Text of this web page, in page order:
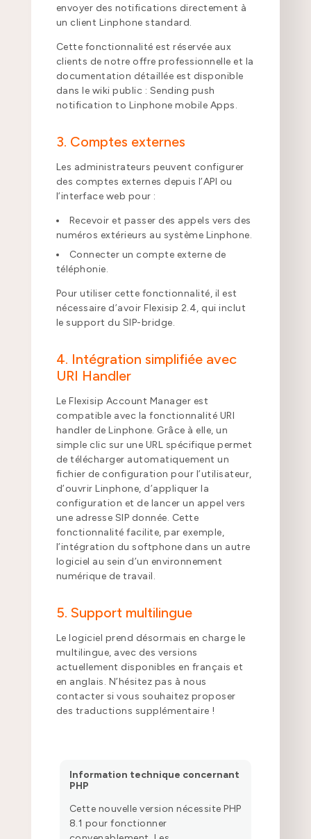
envoyer des notifications directement à
un client Linphone standard.
Cette fonctionnalité est réservée aux
clients de notre offre professionnelle et la
documentation détaillée est disponible
dans le wiki public : Sending push
notification to Linphone mobile Apps.
3. Comptes externes
Les administrateurs peuvent configurer
des comptes externes depuis l’API ou
l’interface web pour :
Recevoir et passer des appels vers des
numéros extérieurs au système Linphone.
Connecter un compte externe de
téléphonie.
Pour utiliser cette fonctionnalité, il est
nécessaire d’avoir Flexisip 2.4, qui inclut
le support du SIP-bridge.
4. Intégration simplifiée avec
URI Handler
Le Flexisip Account Manager est
compatible avec la fonctionnalité URI
handler de Linphone. Grâce à elle, un
simple clic sur une URL spécifique permet
de télécharger automatiquement un
fichier de configuration pour l’utilisateur,
d’ouvrir Linphone, d’appliquer la
configuration et de lancer un appel vers
une adresse SIP donnée. Cette
fonctionnalité facilite, par exemple,
l’intégration du softphone dans un autre
logiciel au sein d’un environnement
numérique de travail.
5. Support multilingue
Le logiciel prend désormais en charge le
multilingue, avec des versions
actuellement disponibles en français et
en anglais. N’hésitez pas à nous
contacter si vous souhaitez proposer
des traductions supplémentaire !
Information technique concernant
PHP
Cette nouvelle version nécessite PHP
8.1 pour fonctionner